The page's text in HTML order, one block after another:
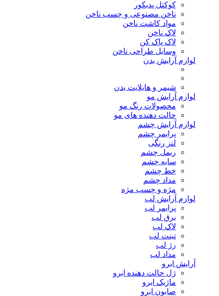
کوکتل پدیکور
ناخن مصنوعی و چسب ناخن
مواد کاشت ناخن
لاک ناخن
لاک پاک کن
وسایل طراحی ناخن
لوازم آرایش بدن
شیمر و هایلایت بدن
لوازم آرایش مو
محصولات رنگ مو
حالت دهنده های مو
لوازم آرایش چشم
پرایمر چشم
لنز رنگی
ریمل چشم
سایه چشم
خط چشم
مداد چشم
مژه و چسب مژه
لوازم آرایش لب
پرایمر لب
برق لب
لاک لب
تینت لب
رژ لب
مداد لب
آرایش ابرو
ژل حالت دهنده ابرو
ماژیک ابرو
صابون ابرو